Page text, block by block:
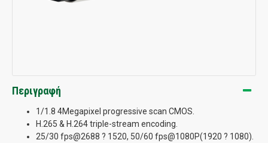
Περιγραφή
1/1.8 4Megapixel progressive scan CMOS.
H.265 & H.264 triple-stream encoding.
25/30 fps@2688 ? 1520, 50/60 fps@1080P(1920 ? 1080).